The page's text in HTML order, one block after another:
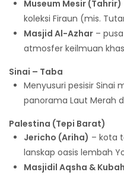
Museum Mesir (Tahrir)
koleksi Firaun (mis.
Masjid Al-Azhar –
atmosfer keilmuan
Sinai – Taba
Menyusuri pesisir Sinai
panorama Laut Merah
Palestina (Tepi Barat)
Jericho (Ariha) – kota
lanskap oasis lembah
Masjidil Aqsha &